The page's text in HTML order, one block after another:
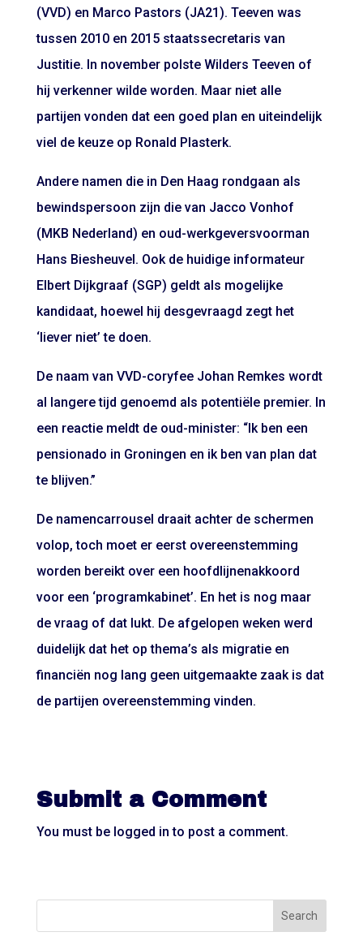
(VVD) en Marco Pastors (JA21). Teeven was
tussen 2010 en 2015 staatssecretaris van
Justitie. In november polste Wilders Teeven of
hij verkenner wilde worden. Maar niet alle
partijen vonden dat een goed plan en uiteindelijk
viel de keuze op Ronald Plasterk.
Andere namen die in Den Haag rondgaan als
bewindspersoon zijn die van Jacco Vonhof
(MKB Nederland) en oud-werkgeversvoorman
Hans Biesheuvel. Ook de huidige informateur
Elbert Dijkgraaf (SGP) geldt als mogelijke
kandidaat, hoewel hij desgevraagd zegt het
‘liever niet’ te doen.
De naam van VVD-coryfee Johan Remkes wordt
al langere tijd genoemd als potentiële premier. In
een reactie meldt de oud-minister: “Ik ben een
pensionado in Groningen en ik ben van plan dat
te blijven.”
De namencarrousel draait achter de schermen
volop, toch moet er eerst overeenstemming
worden bereikt over een hoofdlijnenakkoord
voor een ‘programkabinet’. En het is nog maar
de vraag of dat lukt. De afgelopen weken werd
duidelijk dat het op thema’s als migratie en
financiën nog lang geen uitgemaakte zaak is dat
de partijen overeenstemming vinden.
Submit a Comment
You must be logged in to post a comment.